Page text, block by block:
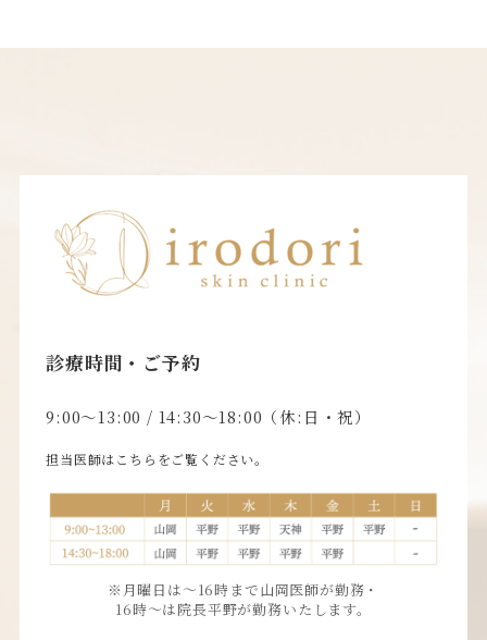
診療時間・ご予約
9:00〜13:00 / 14:30〜18:00（休:日・祝）
担当医師はこちらをご覧ください。
※月曜日は〜16時まで山岡医師が勤務・
16時〜は院長平野が勤務いたします。